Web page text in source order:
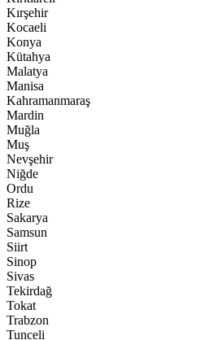
Kırşehir
Kocaeli
Konya
Kütahya
Malatya
Manisa
Kahramanmaraş
Mardin
Muğla
Muş
Nevşehir
Niğde
Ordu
Rize
Sakarya
Samsun
Siirt
Sinop
Sivas
Tekirdağ
Tokat
Trabzon
Tunceli